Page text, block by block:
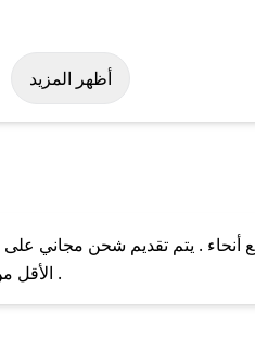
خصم عسل مذاق. وفي حال عدم
دعم صحصح عبر الرسائل الخاصة
أظهر المزيد
. يتم تقديم شحن مجاني على
الأقل من ذلك. للاستفادة من خيار التوصيل السريع، يرجى تقديم طلبك قبل الساعة .